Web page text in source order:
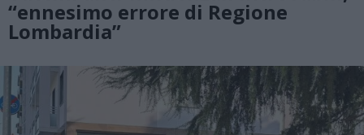
“ennesimo errore di Regione
Lombardia”